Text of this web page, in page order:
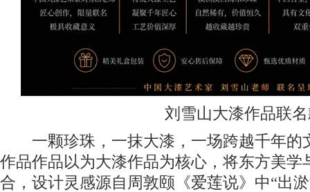
刘雪山大漆作品联名
一颗珍珠，一抹大漆，一场跨越千年的
作品作品以为大漆作品为核心，将东方美学
合，设计灵感源自周敦颐《爱莲说》中“出